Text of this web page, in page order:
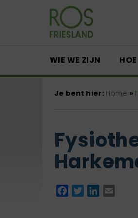
WIE WE ZIJN
Je bent hier: Home »
Facebook
TwitterLinkedIn